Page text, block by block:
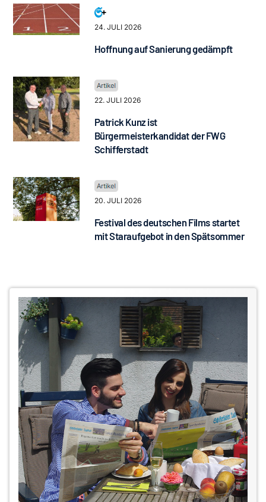
24. JULI 2026
Hoffnung auf Sanierung gedämpft
22. JULI 2026
Patrick Kunz ist
Bürgermeisterkandidat der FWG
Schifferstadt
20. JULI 2026
Festival des deutschen Films startet
mit Staraufgebot in den Spätsommer